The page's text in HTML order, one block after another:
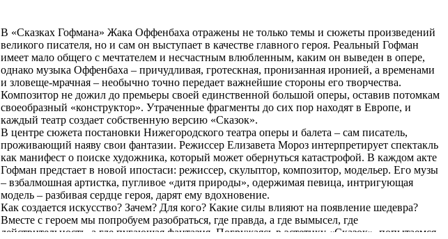
В «Сказках Гофмана» Жака Оффенбаха отражены не только темы и сюжеты произведений
великого писателя, но и сам он выступает в качестве главного героя. Реальный Гофман
имеет мало общего с мечтателем и несчастным влюбленным, каким он выведен в опере,
однако музыка Оффенбаха – причудливая, гротескная, пронизанная иронией, а временами
и зловеще-мрачная – необычно точно передает важнейшие стороны его творчества.
Композитор не дожил до премьеры своей единственной большой оперы, оставив потомкам
своеобразный «конструктор». Утраченные фрагменты до сих пор находят в Европе, и
каждый театр создает собственную версию «Сказок».
В центре сюжета постановки Нижегородского театра оперы и балета – сам писатель,
проживающий наяву свои фантазии. Режиссер Елизавета Мороз интерпретирует спектакль
как манифест о поиске художника, который может обернуться катастрофой. В каждом акте
Гофман предстает в новой ипостаси: режиссер, скульптор, композитор, модельер. Его музы
– взбалмошная артистка, пугливое «дитя природы», одержимая певица, интригующая
модель – разбивая сердце героя, дарят ему вдохновение.
Как создается искусство? Зачем? Для кого? Какие силы влияют на появление шедевра?
Вместе с героем мы попробуем разобраться, где правда, а где вымысел, где
действительность, а где пугающая фантазия. Погружаясь в эстетику «Сказок», попытаемся